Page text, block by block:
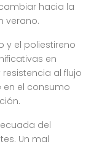
hacia la
verano.
y el poliestireno
en
al flujo
el consumo
del
Un mal